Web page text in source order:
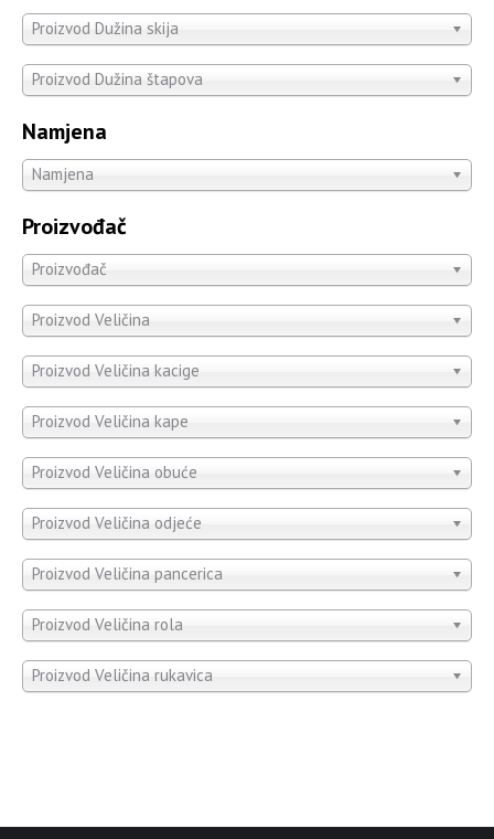
Proizvod Dužina skija
Proizvod Dužina štapova
Namjena
Namjena
Proizvođač
Proizvođač
Proizvod Veličina
Proizvod Veličina kacige
Proizvod Veličina kape
Proizvod Veličina obuće
Proizvod Veličina odjeće
Proizvod Veličina pancerica
Proizvod Veličina rola
Proizvod Veličina rukavica